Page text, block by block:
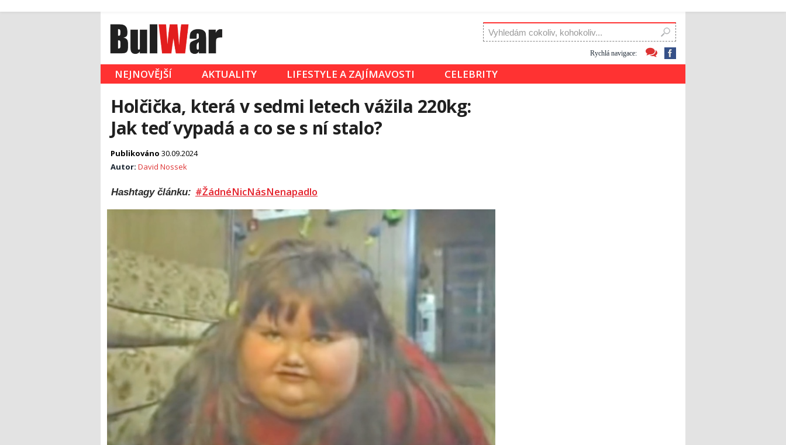
Rychlá navigace:
NEJNOVĚJŠÍ AKTUALITY LIFESTYLE A ZAJÍMAVOSTI CELEBRITY
Holčička, která v sedmi letech vážila 220kg:
Jak teď vypadá a co se s ní stalo?
Publikováno 30.09.2024
Autor: David Nossek
Hashtagy článku: #ŽádnéNicNásNenapadlo